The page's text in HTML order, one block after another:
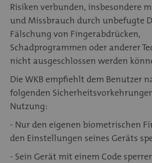
Risiken verbunden, insbesondere
und Missbrauch durch unbefugte
Fälschung von Fingerabdrücken,
Schadprogrammen oder anderer
nicht ausgeschlossen werden
Die WKB empfiehlt dem Benutzer
folgenden
Nutzung:
- Nur den eigenen biometrischen
den Einstellungen seines Geräts
- Sein Gerät mit einem Code